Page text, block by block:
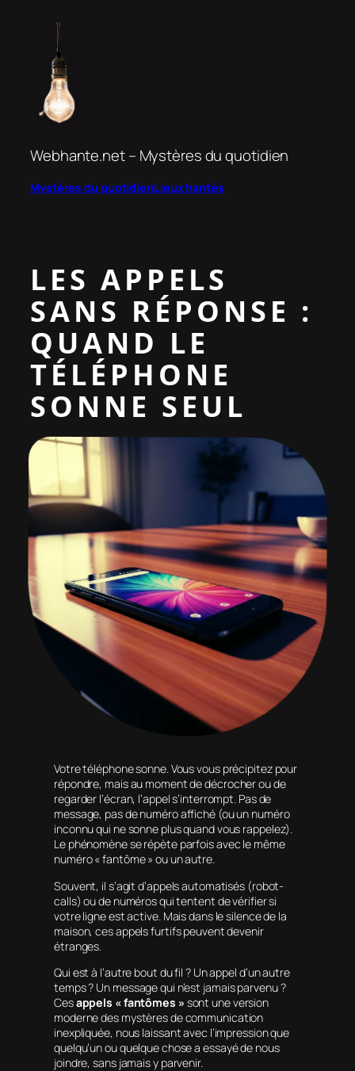
Webhante.net – Mystères du quotidien
Mystères du quotidienLieux hantés
LES APPELS
SANS RÉPONSE :
QUAND LE
TÉLÉPHONE
SONNE SEUL
Votre téléphone sonne. Vous vous précipitez pour
répondre, mais au moment de décrocher ou de
regarder l’écran, l’appel s’interrompt. Pas de
message, pas de numéro affiché (ou un numéro
inconnu qui ne sonne plus quand vous rappelez).
Le phénomène se répète parfois avec le même
numéro « fantôme » ou un autre.
Souvent, il s’agit d’appels automatisés (robot-
calls) ou de numéros qui tentent de vérifier si
votre ligne est active. Mais dans le silence de la
maison, ces appels furtifs peuvent devenir
étranges.
Qui est à l’autre bout du fil ? Un appel d’un autre
temps ? Un message qui n’est jamais parvenu ?
Cesappels « fantômes » sont une version
moderne des mystères de communication
inexpliquée, nous laissant avec l’impression que
quelqu’un ou quelque chose a essayé de nous
joindre, sans jamais y parvenir.